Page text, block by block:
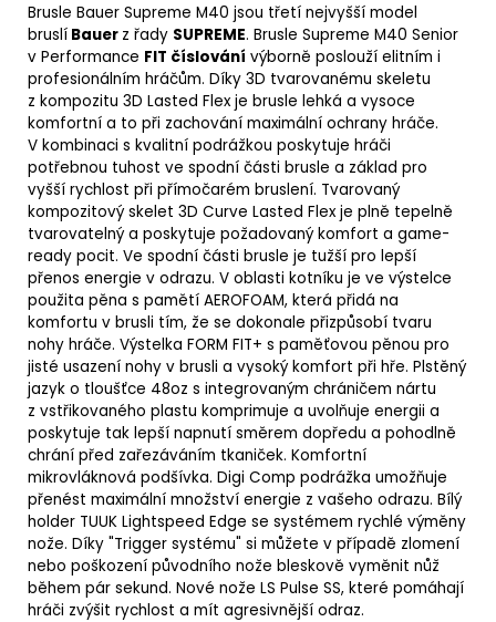
Brusle Bauer Supreme M40 jsou třetí nejvyšší model
bruslí Bauer z řady SUPREME. Brusle Supreme M40 Senior
v Performance FIT číslování výborně poslouží elitním i
profesionálním hráčům. Díky 3D tvarovanému skeletu
z kompozitu 3D Lasted Flex je brusle lehká a vysoce
komfortní a to při zachování maximální ochrany hráče.
V kombinaci s kvalitní podrážkou poskytuje hráči
potřebnou tuhost ve spodní části brusle a základ pro
vyšší rychlost při přímočarém bruslení. Tvarovaný
kompozitový skelet 3D Curve Lasted Flex je plně tepelně
tvarovatelný a poskytuje požadovaný komfort a game-
ready pocit. Ve spodní části brusle je tužší pro lepší
přenos energie v odrazu. V oblasti kotníku je ve výstelce
použita pěna s pamětí AEROFOAM, která přidá na
komfortu v brusli tím, že se dokonale přizpůsobí tvaru
nohy hráče. Výstelka FORM FIT+ s paměťovou pěnou pro
jisté usazení nohy v brusli a vysoký komfort při hře. Plstěný
jazyk o tloušťce 48oz s integrovaným chráničem nártu
z vstřikovaného plastu komprimuje a uvolňuje energii a
poskytuje tak lepší napnutí směrem dopředu a pohodlně
chrání před zařezáváním tkaniček. Komfortní
mikrovláknová podšívka. Digi Comp podrážka umožňuje
přenést maximální množství energie z vašeho odrazu. Bílý
holder TUUK Lightspeed Edge se systémem rychlé výměny
nože. Díky "Trigger systému" si můžete v případě zlomení
nebo poškození původního nože bleskově vyměnit nůž
během pár sekund. Nové nože LS Pulse SS, které pomáhají
hráči zvýšit rychlost a mít agresivnější odraz.